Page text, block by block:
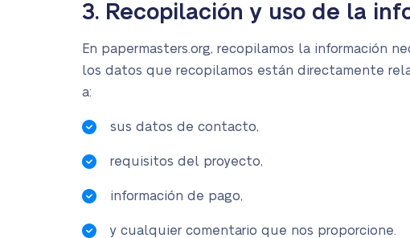
3. Recopilación y uso de la
En papermasters.org, recopilamos la información
los datos que recopilamos están directamente
a:
sus datos de contacto,
requisitos del proyecto,
información de pago,
y cualquier comentario que nos proporcione.